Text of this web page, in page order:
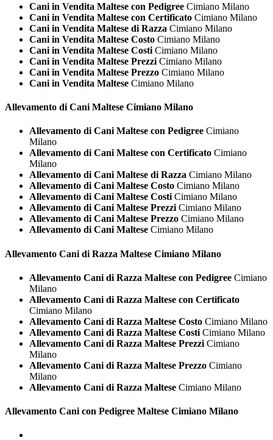
Cani in Vendita Maltese con Pedigree Cimiano Milano
Cani in Vendita Maltese con Certificato Cimiano Milano
Cani in Vendita Maltese di Razza Cimiano Milano
Cani in Vendita Maltese Costo Cimiano Milano
Cani in Vendita Maltese Costi Cimiano Milano
Cani in Vendita Maltese Prezzi Cimiano Milano
Cani in Vendita Maltese Prezzo Cimiano Milano
Cani in Vendita Maltese Cimiano Milano
Allevamento di Cani Maltese Cimiano Milano
Allevamento di Cani Maltese con Pedigree Cimiano
Milano
Allevamento di Cani Maltese con Certificato Cimiano
Milano
Allevamento di Cani Maltese di Razza Cimiano Milano
Allevamento di Cani Maltese Costo Cimiano Milano
Allevamento di Cani Maltese Costi Cimiano Milano
Allevamento di Cani Maltese Prezzi Cimiano Milano
Allevamento di Cani Maltese Prezzo Cimiano Milano
Allevamento di Cani Maltese Cimiano Milano
Allevamento Cani di Razza Maltese Cimiano Milano
Allevamento Cani di Razza Maltese con Pedigree Cimiano
Milano
Allevamento Cani di Razza Maltese con Certificato
Cimiano Milano
Allevamento Cani di Razza Maltese Costo Cimiano Milano
Allevamento Cani di Razza Maltese Costi Cimiano Milano
Allevamento Cani di Razza Maltese Prezzi Cimiano
Milano
Allevamento Cani di Razza Maltese Prezzo Cimiano
Milano
Allevamento Cani di Razza Maltese Cimiano Milano
Allevamento Cani con Pedigree Maltese Cimiano Milano